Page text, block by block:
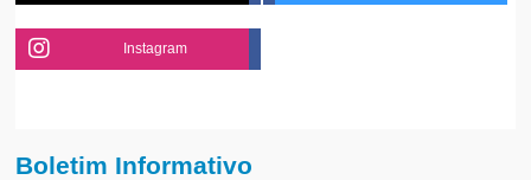
Instagram
Boletim Informativo